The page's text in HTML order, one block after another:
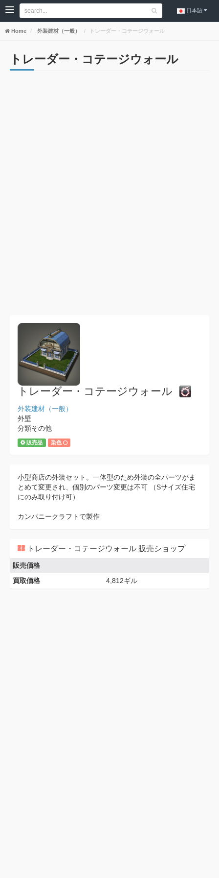
日本語
Home 外装建材（一般） トレーダー・コテージウォール
トレーダー・コテージウォール
トレーダー・コテージウォール
外装建材（一般）
外壁
分類その他
販売品 染色
小型商店の外装セット。一体型のため外装の全パーツがま
とめて変更され、個別のパーツ変更は不可 （Sサイズ住宅
にのみ取り付け可）
カンパニークラフトで製作
トレーダー・コテージウォール 販売ショップ
販売価格
買取価格
4,812ギル